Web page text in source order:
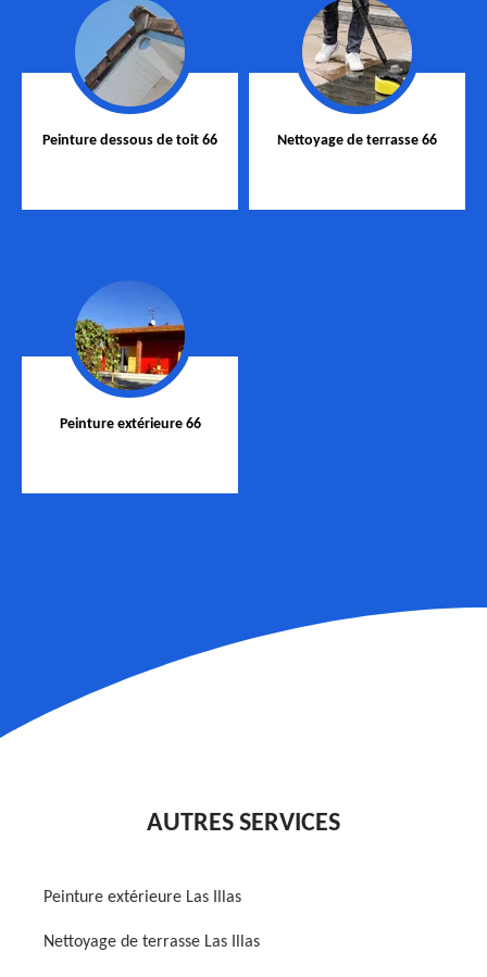
Peinture dessous de toit 66 Nettoyage de terrasse 66
Peinture extérieure 66
AUTRES SERVICES
Peinture extérieure Las Illas
Nettoyage de terrasse Las Illas